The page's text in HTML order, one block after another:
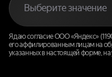
Я даю согласие ООО «Яндекс»
его аффилированным лицам на
указанных в настоящей форме,